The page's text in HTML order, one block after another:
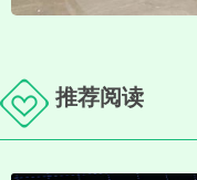
推荐阅读